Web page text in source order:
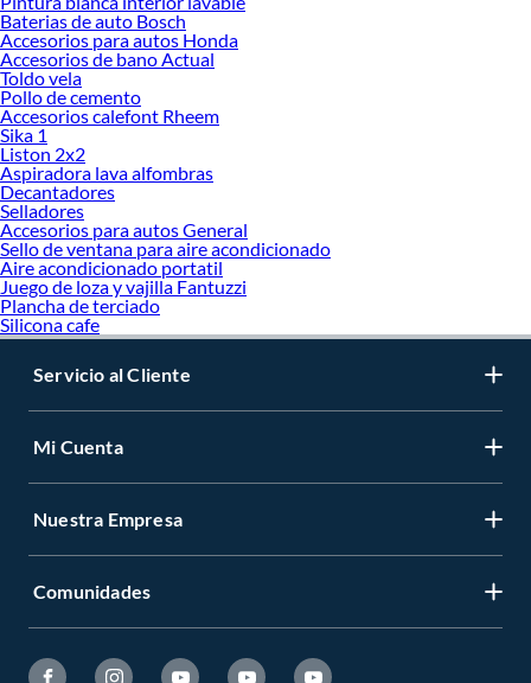
Baterias de auto Bosch
Accesorios para autos Honda
Accesorios de bano Actual
Toldo vela
Pollo de cemento
Accesorios calefont Rheem
Sika 1
Liston 2x2
Aspiradora lava alfombras
Decantadores
Selladores
Accesorios para autos General
Sello de ventana para aire acondicionado
Aire acondicionado portatil
Juego de loza y vajilla Fantuzzi
Plancha de terciado
Silicona cafe
Servicio al Cliente
Mi Cuenta
Nuestra Empresa
Comunidades